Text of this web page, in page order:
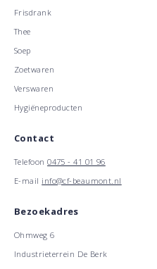
Frisdrank
Thee
Soep
Zoetwaren
Verswaren
Hygiëneproducten
Contact
Telefoon0475 - 41 01 96
E-mail info@cf-beaumont.nl
Bezoekadres
Ohmweg 6
Industrieterrein De Berk